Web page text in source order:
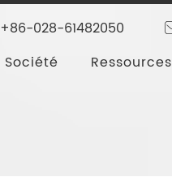
+86-028-61482050
Société Ressources